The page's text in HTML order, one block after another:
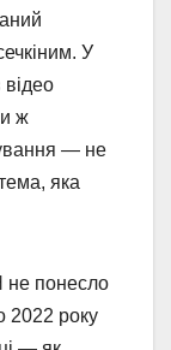
У
відео
ж
— не
яка
не понесло
2022 року